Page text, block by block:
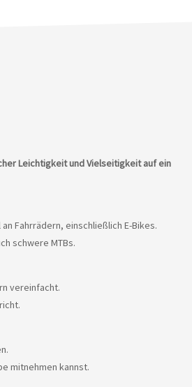
Leichtigkeit und Vielseitigkeit auf ein
Fahrrädern, einschließlich E-Bikes.
schwere MTBs.
vereinfacht.
mitnehmen kannst.